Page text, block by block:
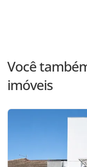
Você
imóveis